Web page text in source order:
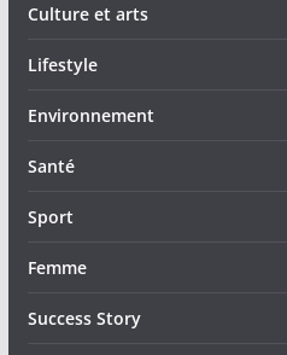
Culture et arts
Lifestyle
Environnement
Santé
Sport
Femme
Success Story